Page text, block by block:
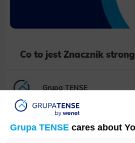
Grupa TENSE cares about
Co to jest Znacznik
Grupa TENSE